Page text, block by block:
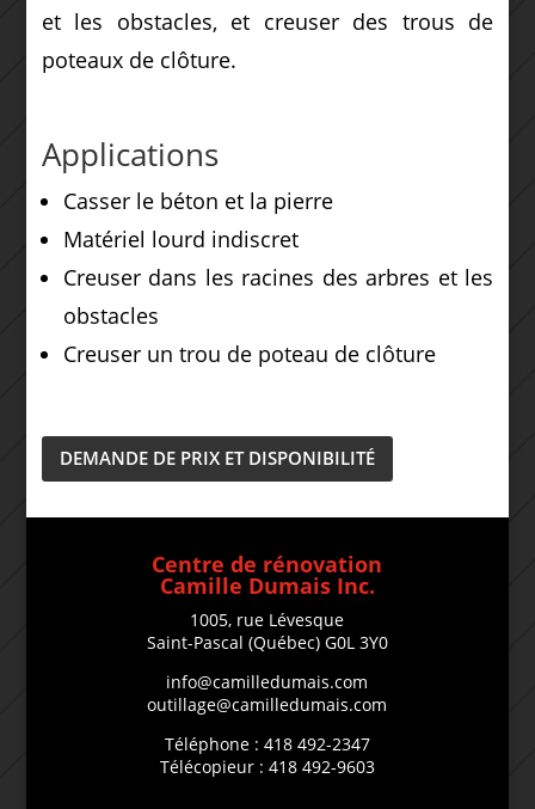
et les obstacles, et creuser des trous de
poteaux de clôture.
Applications
Casser le béton et la pierre
Matériel lourd indiscret
Creuser dans les racines des arbres et les
obstacles
Creuser un trou de poteau de clôture
DEMANDE DE PRIX ET DISPONIBILITÉ
Centre de rénovation
Camille Dumais Inc.
1005, rue Lévesque
Saint-Pascal (Québec) G0L 3Y0
info@camilledumais.com
outillage@camilledumais.com
Téléphone : 418 492-2347
Télécopieur : 418 492-9603